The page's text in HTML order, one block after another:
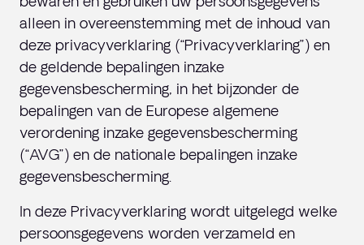
alleen in overeenstemming met de inhoud van
deze privacyverklaring (“Privacyverklaring”) en
de geldende bepalingen inzake
gegevensbescherming, in het bijzonder de
bepalingen van de Europese algemene
verordening inzake gegevensbescherming
(“AVG”) en de nationale bepalingen inzake
gegevensbescherming.
In deze Privacyverklaring wordt uitgelegd welke
persoonsgegevens worden verzameld en